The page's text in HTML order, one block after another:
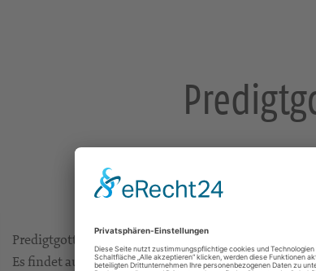
Predigtgottesdienst mit Pfarrer Hänel, er bewirbt
Es findet auch Kinderstunde statt.